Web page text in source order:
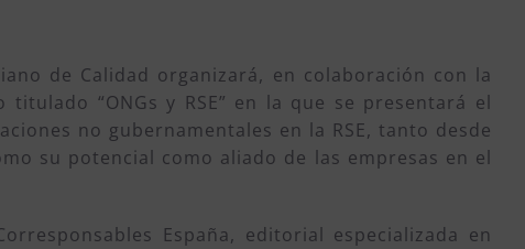
de Calidad organizará, en colaboración con la
“ONGs y RSE” en la que se presentará el
no gubernamentales en la RSE, tanto desde
su potencial como aliado de las empresas en el
España, editorial especializada en